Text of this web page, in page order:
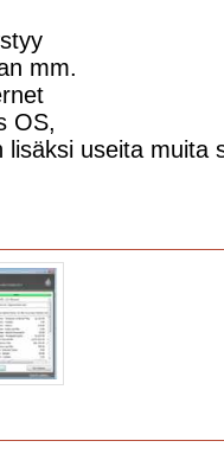
mm.
OS,
useita muita